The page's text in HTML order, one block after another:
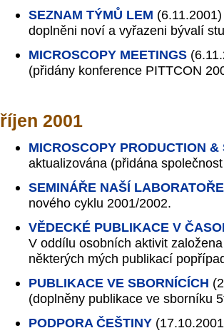
SEZNAM TÝMŮ LEM (6.11.2001)
doplněni noví a vyřazeni bývalí
MICROSCOPY MEETINGS
(přidány konference PITTCON
říjen 2001
MICROSCOPY PRODUCTION &
aktualizována (přidána
SEMINÁŘE NAŠÍ LABORATOŘE
nového cyklu 2001/2002.
VĚDECKÉ PUBLIKACE V
V oddílu osobních aktivit
některých mých publikací
PUBLIKACE VE SBORNÍCÍCH
(doplněny publikace ve sborníku
PODPORA ČEŠTINY